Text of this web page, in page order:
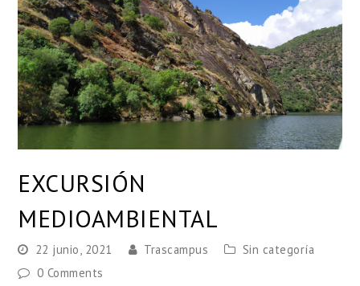
EXCURSIÓN
MEDIOAMBIENTAL
22 junio, 2021 Trascampus
Sin categoría
0 Comments